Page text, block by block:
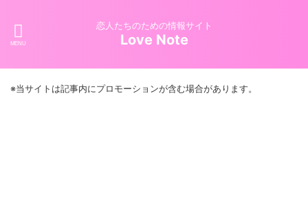
恋人たちのための情報サイト
Love Note
※当サイトは記事内にプロモーションが含む場合があります。